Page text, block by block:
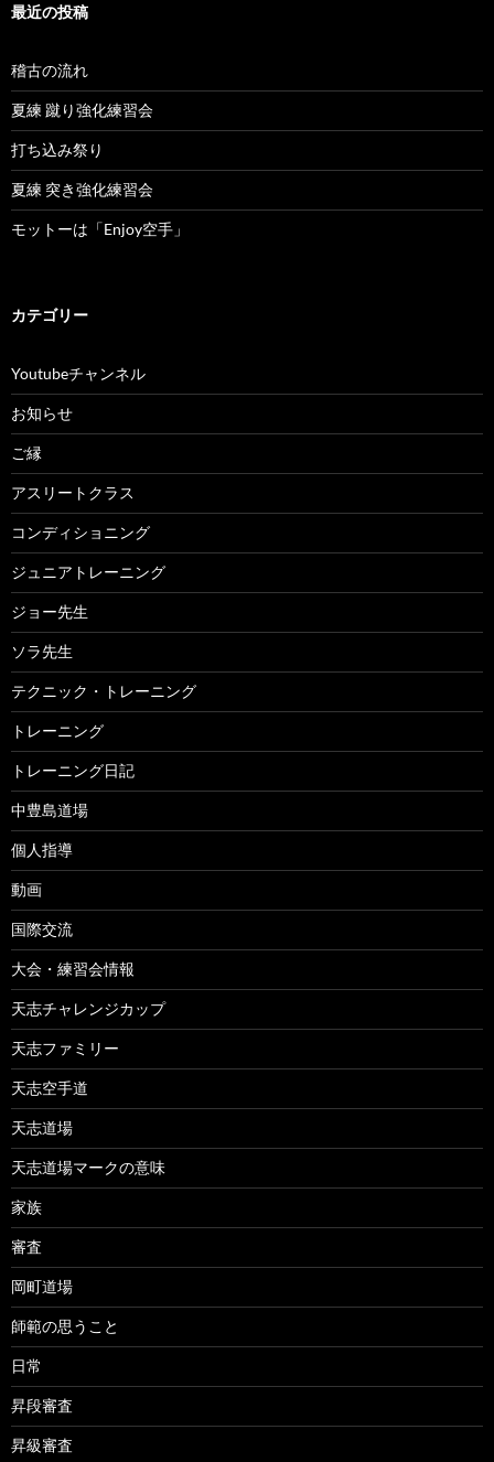
最近の投稿
稽古の流れ
夏練 蹴り強化練習会
打ち込み祭り
夏練 突き強化練習会
モットーは「Enjoy空手」
カテゴリー
Youtubeチャンネル
お知らせ
ご縁
アスリートクラス
コンディショニング
ジュニアトレーニング
ジョー先生
ソラ先生
テクニック・トレーニング
トレーニング
トレーニング日記
中豊島道場
個人指導
動画
国際交流
大会・練習会情報
天志チャレンジカップ
天志ファミリー
天志空手道
天志道場
天志道場マークの意味
家族
審査
岡町道場
師範の思うこと
日常
昇段審査
昇級審査